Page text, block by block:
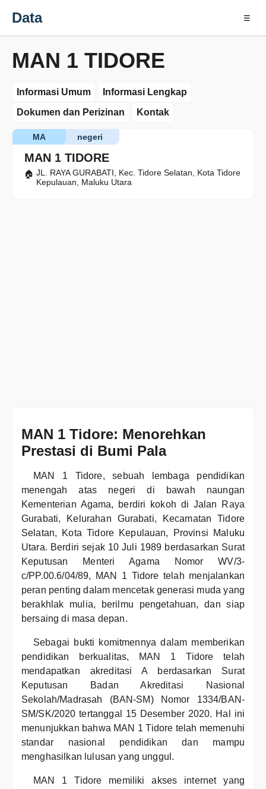
Data ☰
MAN 1 TIDORE
Informasi Umum
Informasi Lengkap
Dokumen dan Perizinan
Kontak
MAN 1 TIDORE
negeri
MA
JL. RAYA GURABATI, Kec. Tidore Selatan, Kota Tidore
Kepulauan, Maluku Utara
MAN 1 Tidore: Menorehkan
Prestasi di Bumi Pala
MAN 1 Tidore, sebuah lembaga pendidikan
menengah atas negeri di bawah naungan
Kementerian Agama, berdiri kokoh di Jalan Raya
Gurabati, Kelurahan Gurabati, Kecamatan Tidore
Selatan, Kota Tidore Kepulauan, Provinsi Maluku
Utara. Berdiri sejak 10 Juli 1989 berdasarkan Surat
Keputusan Menteri Agama Nomor WV/3-
c/PP.00.6/04/89, MAN 1 Tidore telah menjalankan
peran penting dalam mencetak generasi muda yang
berakhlak mulia, berilmu pengetahuan, dan siap
bersaing di masa depan.
Sebagai bukti komitmennya dalam memberikan
pendidikan berkualitas, MAN 1 Tidore telah
mendapatkan akreditasi A berdasarkan Surat
Keputusan Badan Akreditasi Nasional
Sekolah/Madrasah (BAN-SM) Nomor 1334/BAN-
SM/SK/2020 tertanggal 15 Desember 2020. Hal ini
menunjukkan bahwa MAN 1 Tidore telah memenuhi
standar nasional pendidikan dan mampu
menghasilkan lulusan yang unggul.
MAN 1 Tidore memiliki akses internet yang